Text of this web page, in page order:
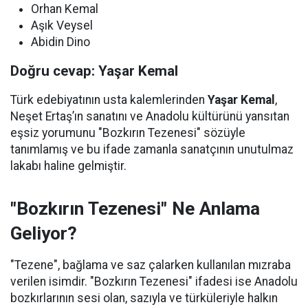
Orhan Kemal
Aşık Veysel
Abidin Dino
Doğru cevap: Yaşar Kemal
Türk edebiyatının usta kalemlerinden Yaşar Kemal ,
Neşet Ertaş’ın sanatını ve Anadolu kültürünü yansıtan
eşsiz yorumunu "Bozkırın Tezenesi" sözüyle
tanımlamış ve bu ifade zamanla sanatçının unutulmaz
lakabı haline gelmiştir.
"Bozkırın Tezenesi" Ne Anlama
Geliyor?
"Tezene", bağlama ve saz çalarken kullanılan mızraba
verilen isimdir. "Bozkırın Tezenesi" ifadesi ise Anadolu
bozkırlarının sesi olan, sazıyla ve türküleriyle halkın